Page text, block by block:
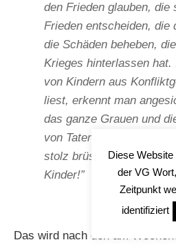
den Frieden glauben, die
Frieden entscheiden, die
die Schäden beheben,
Krieges hinterlassen
von Kindern aus
liest, erkennt man
das ganze Grauen und
von Taten, mit denen
stolz brüsten. Hören wir
Kinder!”
Das wird nach den am
Diese
der VG
Zeitpunkt
identifiziert